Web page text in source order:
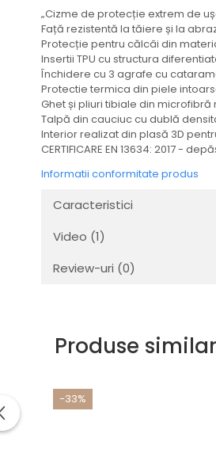
Uleiuri si Lubrifianti
Filtre
Suspensii
Transmisie
Tuning
„Cizme de protecție extrem de
Față rezistentă la tăiere și la
Protecție pentru călcâi din
Insertii TPU cu structura
Închidere cu 3 agrafe cu
Protectie termica din piele
Ghet și pliuri tibiale din
Talpă din cauciuc cu dublă
Interior realizat din plasă 3D
CERTIFICARE EN 13634: 2017 -
Informatii conformitate produs
Caracteristici
Video (1)
Review-uri (0)
Produse
-33%